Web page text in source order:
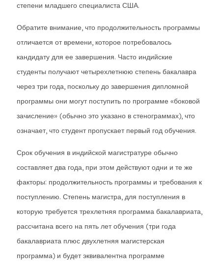
степени младшего специалиста США.
Обратите внимание, что продолжительность программы
отличается от времени, которое потребовалось
кандидату для ее завершения. Часто индийские
студенты получают четырехлетнюю степень бакалавра
через три года, поскольку до завершения дипломной
программы они могут поступить по программе «боковой
зачисление» (обычно это указано в стенограммах), что
означает, что студент пропускает первый год обучения.
Срок обучения в индийской магистратуре обычно
составляет два года, при этом действуют одни и те же
факторы: продолжительность программы и требования к
поступлению. Степень магистра, для поступления в
которую требуется трехлетняя программа бакалавриата,
рассчитана всего на пять лет обучения (три года
бакалавриата плюс двухлетняя магистерская
программа) и будет эквивалентна программе